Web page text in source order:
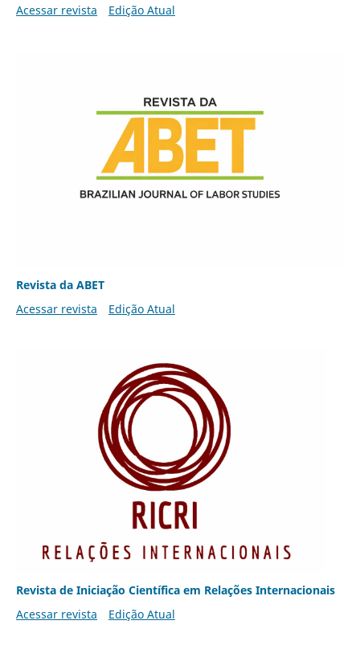
Acessar revista Edição Atual
Revista da ABET
Acessar revista
Edição Atual
Revista de Iniciação Científica em Relações Internacionais
Acessar revista
Edição Atual